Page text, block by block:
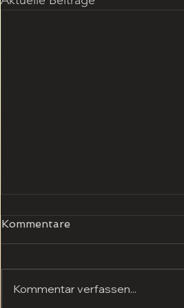
Kommentare
Kommentar verfassen...